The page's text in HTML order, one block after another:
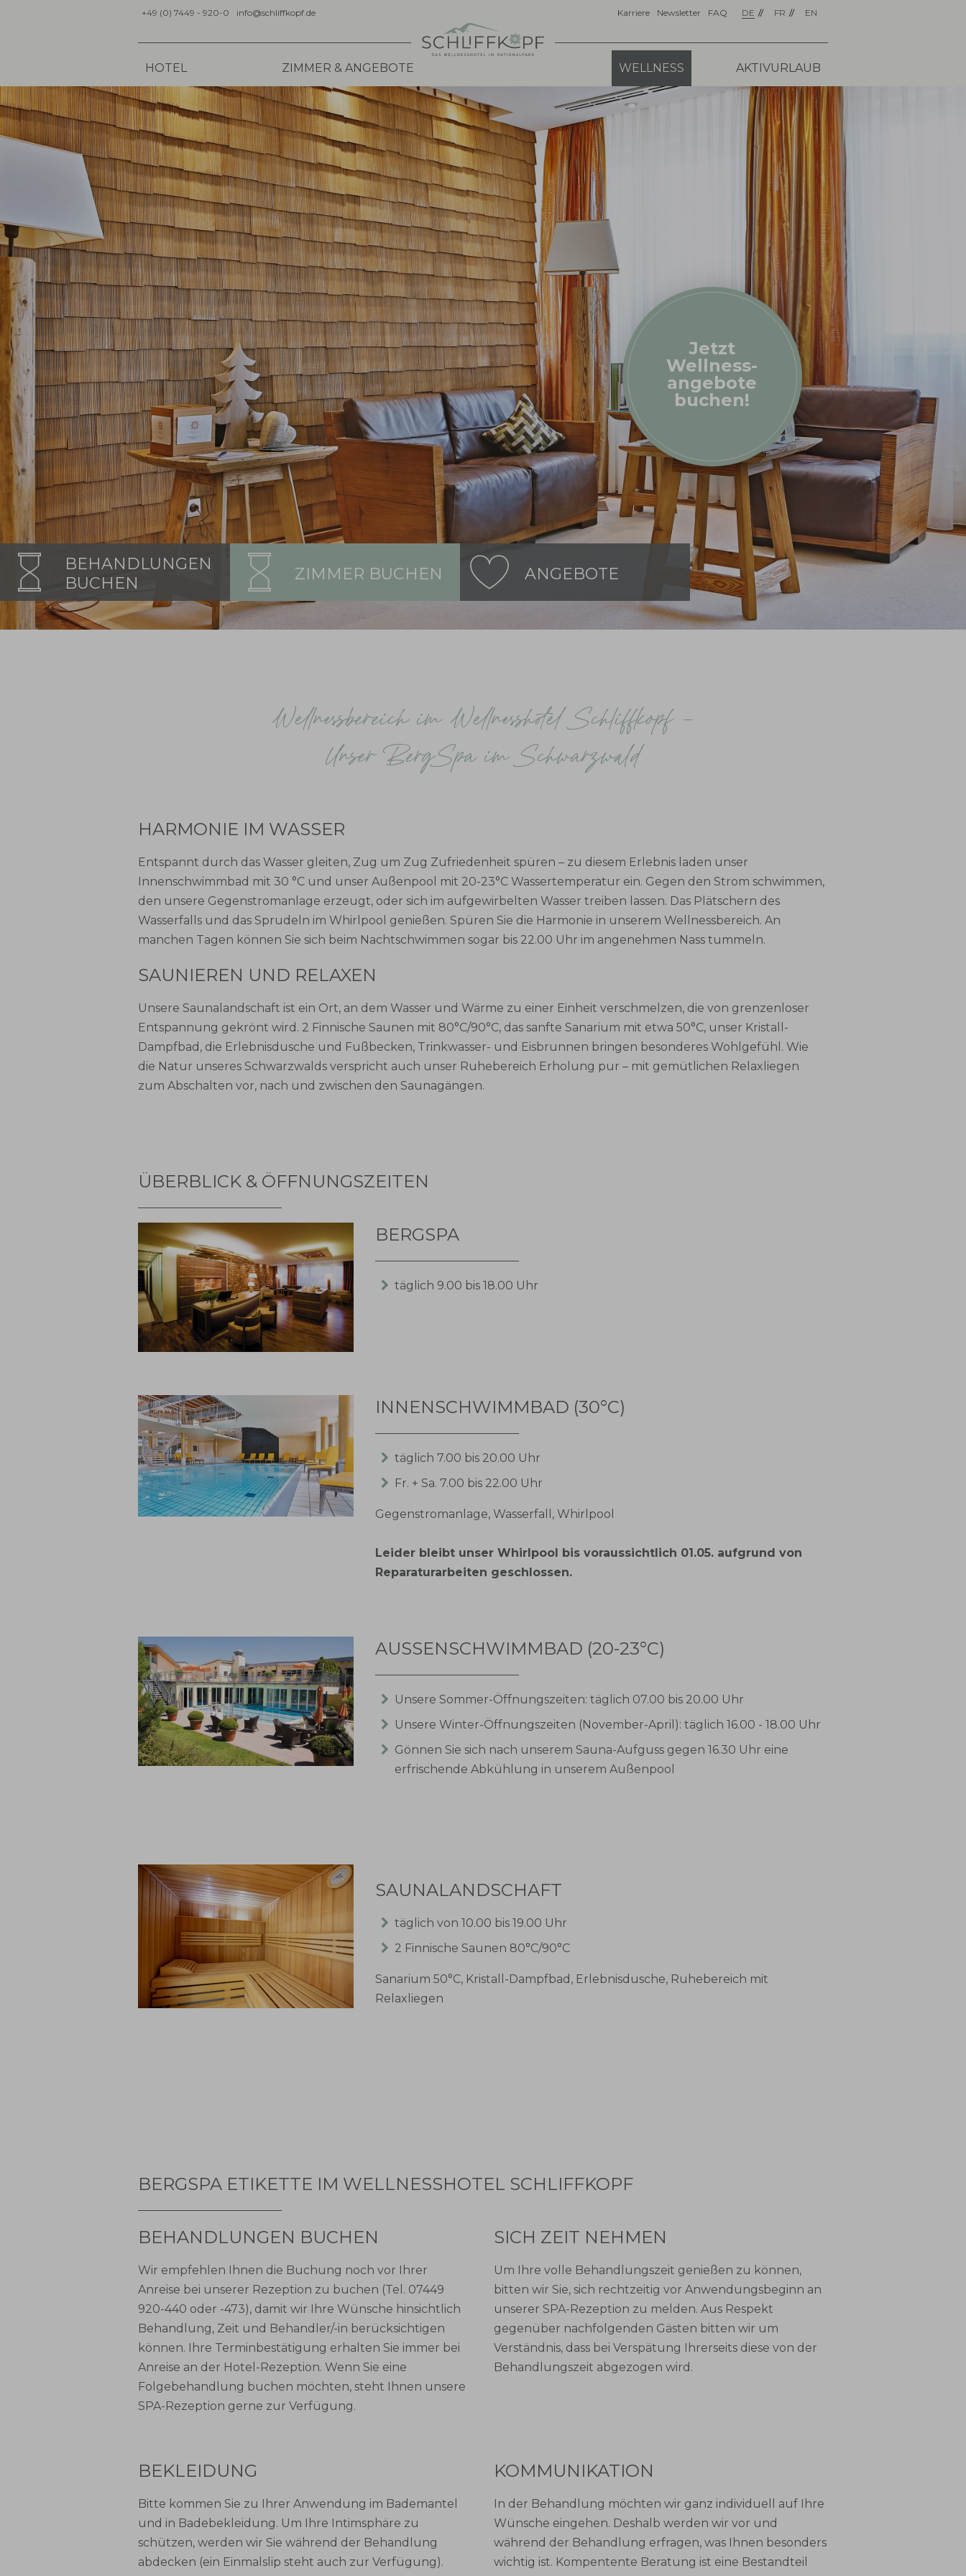
+49 (0) 7449 - 920-0 info@schliffkopf.de Karriere Newsletter FAQ DE FR EN
HOTEL ZIMMER & ANGEBOTE WELLNESS AKTIVURLAUB
BEHANDLUNGEN
BUCHEN
ZIMMER BUCHEN ANGEBOTE
Jetzt
Wellness-
angebote
buchen!
Wellnessbereich im Wellnesshotel Schliffkopf -
Unser BergSpa im Schwarzwald
HARMONIE IM WASSER
Entspannt durch das Wasser gleiten, Zug um Zug Zufriedenheit spüren – zu diesem Erlebnis laden unser
Innenschwimmbad mit 30 °C und unser Außenpool mit 20-23°C Wassertemperatur ein. Gegen den Strom schwimmen,
den unsere Gegenstromanlage erzeugt, oder sich im aufgewirbelten Wasser treiben lassen. Das Plätschern des
Wasserfalls und das Sprudeln im Whirlpool genießen. Spüren Sie die Harmonie in unserem Wellnessbereich. An
manchen Tagen können Sie sich beim Nachtschwimmen sogar bis 22.00 Uhr im angenehmen Nass tummeln.
SAUNIEREN UND RELAXEN
Unsere Saunalandschaft ist ein Ort, an dem Wasser und Wärme zu einer Einheit verschmelzen, die von grenzenloser
Entspannung gekrönt wird. 2 Finnische Saunen mit 80°C/90°C, das sanfte Sanarium mit etwa 50°C, unser Kristall-
Dampfbad, die Erlebnisdusche und Fußbecken, Trinkwasser- und Eisbrunnen bringen besonderes Wohlgefühl. Wie
die Natur unseres Schwarzwalds verspricht auch unser Ruhebereich Erholung pur – mit gemütlichen Relaxliegen
zum Abschalten vor, nach und zwischen den Saunagängen.
ÜBERBLICK & ÖFFNUNGSZEITEN
BERGSPA
täglich 9.00 bis 18.00 Uhr
INNENSCHWIMMBAD (30°C)
täglich 7.00 bis 20.00 Uhr
Fr. + Sa. 7.00 bis 22.00 Uhr
Gegenstromanlage, Wasserfall, Whirlpool
Leider bleibt unser Whirlpool bis voraussichtlich 01.05. aufgrund von
Reparaturarbeiten geschlossen.
AUSSENSCHWIMMBAD (20-23°C)
Unsere Sommer-Öffnungszeiten: täglich 07.00 bis 20.00 Uhr
Unsere Winter-Öffnungszeiten (November-April): täglich 16.00 - 18.00 Uhr
Gönnen Sie sich nach unserem Sauna-Aufguss gegen 16.30 Uhr eine
erfrischende Abkühlung in unserem Außenpool
SAUNALANDSCHAFT
täglich von 10.00 bis 19.00 Uhr
2 Finnische Saunen 80°C/90°C
Sanarium 50°C, Kristall-Dampfbad, Erlebnisdusche, Ruhebereich mit
Relaxliegen
BERGSPA ETIKETTE IM WELLNESSHOTEL SCHLIFFKOPF
BEHANDLUNGEN BUCHEN
Wir empfehlen Ihnen die Buchung noch vor Ihrer
Anreise bei unserer Rezeption zu buchen (Tel. 07449
920-440 oder -473), damit wir Ihre Wünsche hinsichtlich
Behandlung, Zeit und Behandler/-in berücksichtigen
können. Ihre Terminbestätigung erhalten Sie immer bei
Anreise an der Hotel-Rezeption. Wenn Sie eine
Folgebehandlung buchen möchten, steht Ihnen unsere
SPA-Rezeption gerne zur Verfügung.
SICH ZEIT NEHMEN
Um Ihre volle Behandlungszeit genießen zu können,
bitten wir Sie, sich rechtzeitig vor Anwendungsbeginn an
unserer SPA-Rezeption zu melden. Aus Respekt
gegenüber nachfolgenden Gästen bitten wir um
Verständnis, dass bei Verspätung Ihrerseits diese von der
Behandlungszeit abgezogen wird.
BEKLEIDUNG
Bitte kommen Sie zu Ihrer Anwendung im Bademantel
und in Badebekleidung. Um Ihre Intimsphäre zu
schützen, werden wir Sie während der Behandlung
abdecken (ein Einmalslip steht auch zur Verfügung).
KOMMUNIKATION
In der Behandlung möchten wir ganz individuell auf Ihre
Wünsche eingehen. Deshalb werden wir vor und
während der Behandlung erfragen, was Ihnen besonders
wichtig ist. Kompentente Beratung ist eine Bestandteil